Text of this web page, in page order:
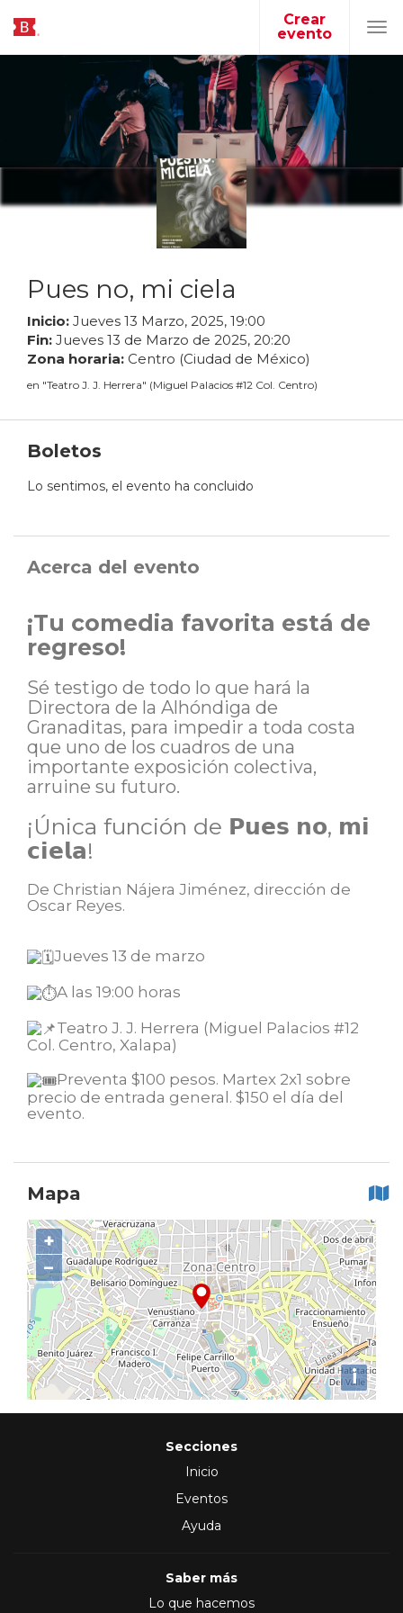
Crear
evento
Pues no, mi ciela
Inicio: Jueves 13 Marzo, 2025, 19:00
Fin: Jueves 13 de Marzo de 2025, 20:20
Zona horaria: Centro (Ciudad de México)
en "Teatro J. J. Herrera" (Miguel Palacios #12 Col. Centro)
Boletos
Lo sentimos, el evento ha concluido
Acerca del evento
¡Tu comedia favorita está de
regreso!
Sé testigo de todo lo que hará la
Directora de la Alhóndiga de
Granaditas, para impedir a toda costa
que uno de los cuadros de una
importante exposición colectiva,
arruine su futuro.
¡Única función de 𝗣𝘂𝗲𝘀 𝗻𝗼, 𝗺𝗶
𝗰𝗶𝗲𝗹𝗮!
De Christian Nájera Jiménez, dirección de
Oscar Reyes.
Jueves 13 de marzo
A las 19:00 horas
Teatro J. J. Herrera (Miguel Palacios #12
Col. Centro, Xalapa)
Preventa $100 pesos. Martex 2x1 sobre
precio de entrada general. $150 el día del
evento.
Mapa
+
−
i
Secciones
Inicio
Eventos
Ayuda
Saber más
Lo que hacemos